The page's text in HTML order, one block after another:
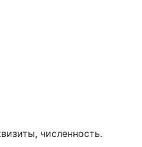
численность.